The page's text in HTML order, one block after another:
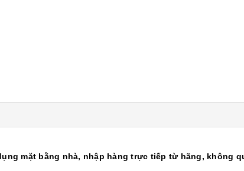
mặt bằng nhà, nhập hàng trực tiếp từ hãng, không